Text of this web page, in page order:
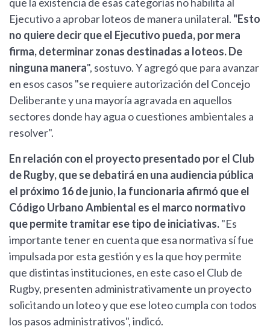
que la existencia de esas categorías no habilita al
Ejecutivo a aprobar loteos de manera unilateral. "Esto
no quiere decir que el Ejecutivo pueda, por mera
firma, determinar zonas destinadas a loteos. De
ninguna manera", sostuvo. Y agregó que para avanzar
en esos casos "se requiere autorización del Concejo
Deliberante y una mayoría agravada en aquellos
sectores donde hay agua o cuestiones ambientales a
resolver".
En relación con el proyecto presentado por el Club
de Rugby, que se debatirá en una audiencia pública
el próximo 16 de junio, la funcionaria afirmó que el
Código Urbano Ambiental es el marco normativo
que permite tramitar ese tipo de iniciativas."Es
importante tener en cuenta que esa normativa sí fue
impulsada por esta gestión y es la que hoy permite
que distintas instituciones, en este caso el Club de
Rugby, presenten administrativamente un proyecto
solicitando un loteo y que ese loteo cumpla con todos
los pasos administrativos", indicó.